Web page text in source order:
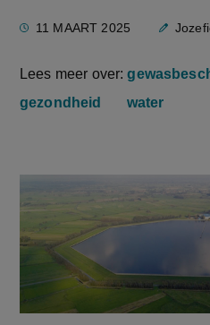
11 MAART 2025
Lees meer over:
gezondheid
water